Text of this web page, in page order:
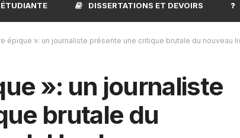
DISSERTATIONS ET DEVOIRS
épique »: un journaliste présente une critique brutale du nouveau
»: un journaliste
brutale du